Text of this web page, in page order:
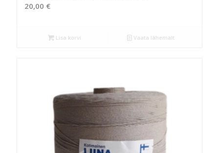
20,00 €
Lisa korvi Vaata lähemalt